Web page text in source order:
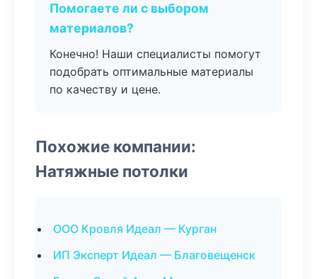
Помогаете ли с выбором
материалов?
Конечно! Наши специалисты помогут
подобрать оптимальные материалы
по качеству и цене.
Похожие компании:
Натяжные потолки
ООО Кровля Идеал — Курган
ИП Эксперт Идеал — Благовещенск